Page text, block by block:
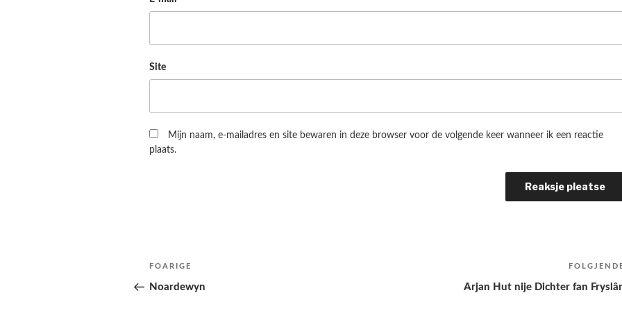
Site
Mijn naam, e-mailadres en site bewaren in deze browser voor de volgende keer wanneer ik een reactie
plaats.
Berichtnavigatie
Folgjende
pagina
FOARIGE
Noardewyn Arjan Hut nije Dichter fan